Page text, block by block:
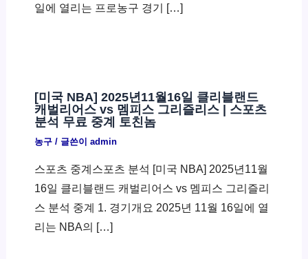
일에 열리는 프로농구 경기 […]
[미국 NBA] 2025년11월16일 클리블랜드
캐벌리어스 vs 멤피스 그리즐리스 | 스포츠
분석 무료 중계 토친놈
농구/ 글쓴이 admin
스포츠 중계스포츠 분석 [미국 NBA] 2025년11월
16일 클리블랜드 캐벌리어스 vs 멤피스 그리즐리
스 분석 중계 1. 경기개요 2025년 11월 16일에 열
리는 NBA의 […]